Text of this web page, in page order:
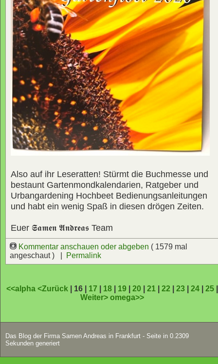
Also auf ihr Leseratten! Stürmt die Buchmesse und
bestaunt Gartenmondkalendarien, Ratgeber und
Urbangardening Hochbeet Bedienungsanleitungen
und habt ein wenig Spaß in diesen drögen Zeiten.
Euer 𝕾𝖆𝖒𝖊𝖓 𝕬𝖓𝖉𝖗𝖊𝖆𝖘 Team
Kommentar anschauen oder abgeben ( 1579 mal
angeschaut ) |
Permalink
<<alpha<Zurück | 16 | 17 18 19 |20 |21 |22 |23 |24 |25
Weiter>omega>>
Das Blog der Firma Samen Andreas in Frankfurt - Seite in 0.2309
Sekunden generiert